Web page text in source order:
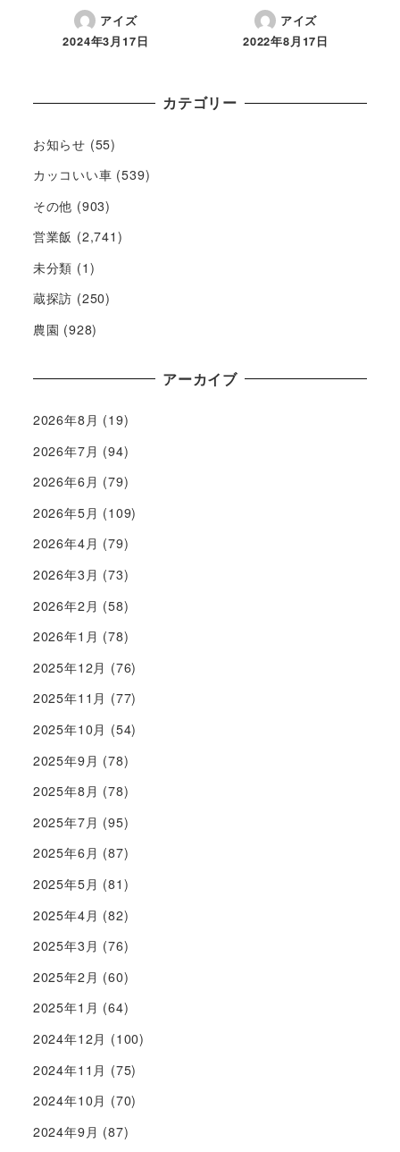
アイズ
2024年3月17日
アイズ
2022年8月17日
カテゴリー
お知らせ (55)
カッコいい車 (539)
その他 (903)
営業飯 (2,741)
未分類 (1)
蔵探訪 (250)
農園 (928)
アーカイブ
2026年8月 (19)
2026年7月 (94)
2026年6月 (79)
2026年5月 (109)
2026年4月 (79)
2026年3月 (73)
2026年2月 (58)
2026年1月 (78)
2025年12月 (76)
2025年11月 (77)
2025年10月 (54)
2025年9月 (78)
2025年8月 (78)
2025年7月 (95)
2025年6月 (87)
2025年5月 (81)
2025年4月 (82)
2025年3月 (76)
2025年2月 (60)
2025年1月 (64)
2024年12月 (100)
2024年11月 (75)
2024年10月 (70)
2024年9月 (87)